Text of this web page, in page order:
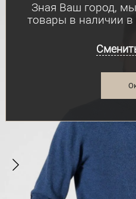
Зная Ваш город,
товары в наличии